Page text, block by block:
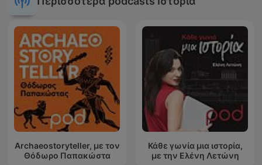
Archaeostoryteller, με τον
Θόδωρο Παπακώστα
Κάθε γωνία μια ιστορία,
με την Ελένη Λετώνη